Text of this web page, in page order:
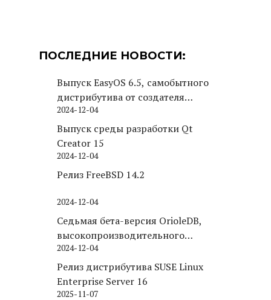
ПОСЛЕДНИЕ НОВОСТИ:
Выпуск EasyOS 6.5, самобытного
дистрибутива от создателя
Puppy Linux
2024-12-04
Выпуск среды разработки Qt
Creator 15
2024-12-04
Релиз FreeBSD 14.2
2024-12-04
Седьмая бета-версия OrioleDB,
высокопроизводительного
движка хранения для PostgreSQL
2024-12-04
Релиз дистрибутива SUSE Linux
Enterprise Server 16
2025-11-07